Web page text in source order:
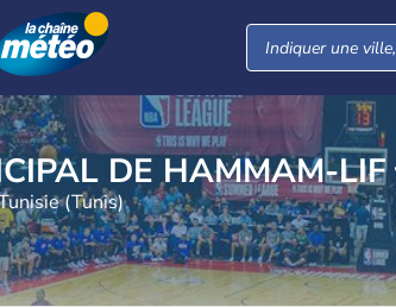
DE HAMMAM-LIF
(Tunis)